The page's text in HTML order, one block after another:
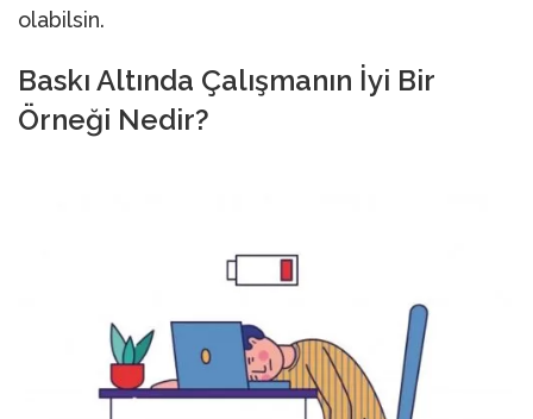
olabilsin.
Baskı Altında Çalışmanın İyi Bir
Örneği Nedir?